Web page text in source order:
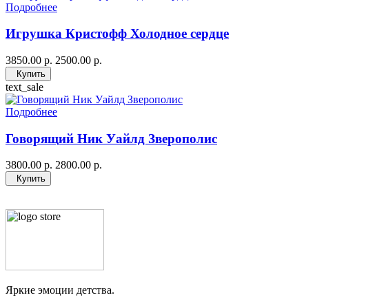
Подробнее
Игрушка Кристофф Холодное сердце
3850.00 р. 2500.00 р.
Купить
text_sale
Подробнее
Говорящий Ник Уайлд Зверополис
3800.00 р. 2800.00 р.
Купить
Яркие эмоции детства.